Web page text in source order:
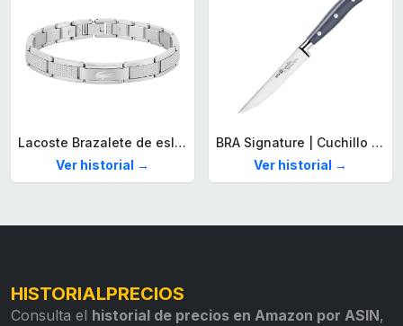
Lacoste Brazalete de eslabón para Hombre Colección STENCIL de Acero inoxidable
Ver historial →
BRA Signature | Cuchillo tomatero 120 mm, Acero Inoxidable alemán forjado con Molibdeno Vanadio, Mango Remachado ABS, Diseño Ergonómico, Hoja 1,6 mm espesor
Ver historial →
HISTORIALPRECIOS
Consulta el historial de precios en Amazon por ASIN,